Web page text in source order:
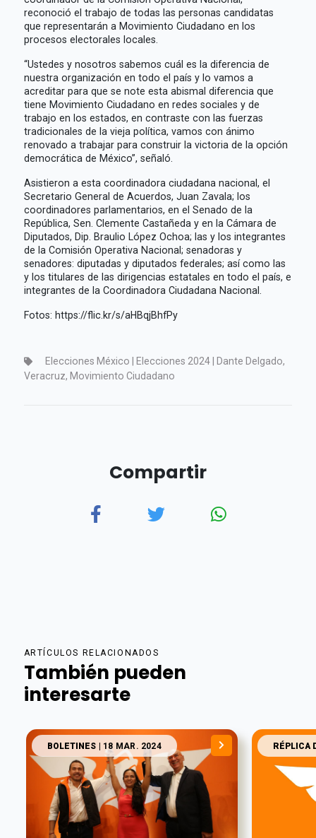
reconoció el trabajo de todas las personas candidatas
que representarán a Movimiento Ciudadano en los
procesos electorales locales.
“Ustedes y nosotros sabemos cuál es la diferencia de
nuestra organización en todo el país y lo vamos a
acreditar para que se note esta abismal diferencia que
tiene Movimiento Ciudadano en redes sociales y de
trabajo en los estados, en contraste con las fuerzas
tradicionales de la vieja política, vamos con ánimo
renovado a trabajar para construir la victoria de la opción
democrática de México”, señaló.
Asistieron a esta coordinadora ciudadana nacional, el
Secretario General de Acuerdos, Juan Zavala; los
coordinadores parlamentarios, en el Senado de la
República, Sen. Clemente Castañeda y en la Cámara de
Diputados, Dip. Braulio López Ochoa; las y los integrantes
de la Comisión Operativa Nacional; senadoras y
senadores: diputadas y diputados federales; así como las
y los titulares de las dirigencias estatales en todo el país, e
integrantes de la Coordinadora Ciudadana Nacional.
Fotos: https://flic.kr/s/aHBqjBhfPy
Elecciones México | Elecciones 2024 | Dante Delgado,
Veracruz, Movimiento Ciudadano
Compartir
ARTÍCULOS RELACIONADOS
También pueden
interesarte
BOLETINES | 18 MAR. 2024 RÉPLICA